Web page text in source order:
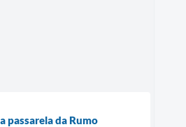
passarela da Rumo